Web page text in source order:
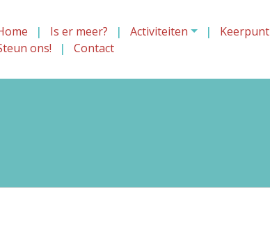
Is er meer? Activiteiten Keerpunt
ons!
Contact